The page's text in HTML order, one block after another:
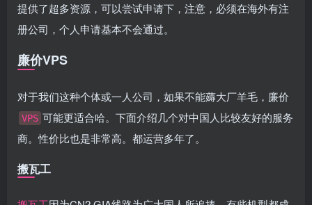
提供了超多资源，可以尝试申请下，注意，必须在海外有注
册公司，个人申请基本不会通过。
廉价VPS
对于我们这种个体或一人公司，如果不能薅大厂羊毛，廉价
VPS 可能更适合哈。下面介绍几个对中国人比较友好的服务
商。性价比也是非常高。都运营多年了。
搬瓦工